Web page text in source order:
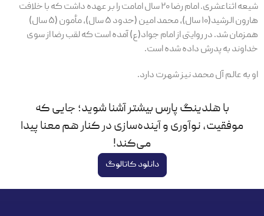
شیعه اثناعشری. امام رضا ۲۰ سال امامت را بر عهده داشت که با خلافت
هارون الرشید(۱۰ سال)، محمد امین (حدود ۵ سال)، مأمون (۵ سال)
همزمان شد. در روایتی از امام جواد(ع) آمده است که لقب رضا از سوی
خداوند به پدرش داده شده است.
او به عالم آل محمد نیز شهرت دارد.
با هلدینگ پارس بیشتر آشنا شوید؛ جایی که
موفقیت، نوآوری و آینده‌سازی در کنار هم معنا پیدا
می‌کند!
دانلود کاتالوگ